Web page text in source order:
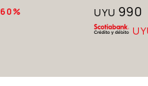
60 UYU 990